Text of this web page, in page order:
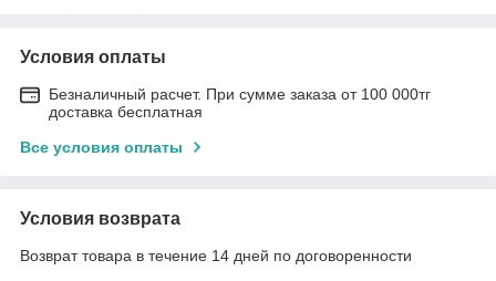
Условия оплаты
Безналичный расчет. При сумме заказа от 100 000тг
доставка бесплатная
Все условия оплаты
Условия возврата
Возврат товара в течение 14 дней по договоренности